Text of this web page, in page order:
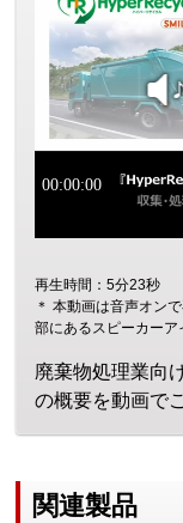
再生時間：5分23秒
＊ 本動画は音声オン
部にあるスピーカーア
廃棄物処理業向
の概要を動画で
関連製品